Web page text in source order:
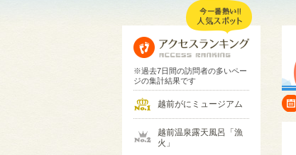
※過去7日間の訪問者の多いペー
ジの集計結果です
越前がにミュージアム
越前温泉露天風呂「漁
火」